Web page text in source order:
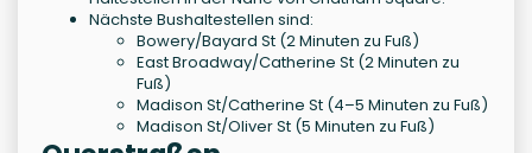
Nächste Bushaltestellen sind:
Bowery/Bayard St (2 Minuten zu Fuß)
East Broadway/Catherine St (2 Minuten zu
Fuß)
Madison St/Catherine St (4–5 Minuten zu Fuß)
Madison St/Oliver St (5 Minuten zu Fuß)